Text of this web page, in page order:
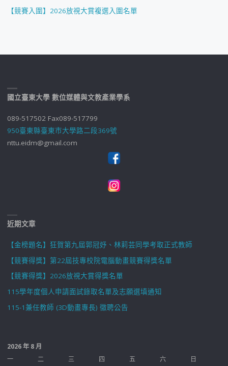
【競賽入圍】2026放視大賞複選入圍名單
國立臺東大學 數位媒體與文教產業學系
089-517502 Fax089-517799
950臺東縣臺東市大學路二段369號
nttu.eidm@gmail.com
近期文章
【金榜題名】狂賀第九屆郭冠妤、林莉芸同學考取正式教師
【競賽得獎】第22屆技專校院電腦動畫競賽得獎名單
【競賽得獎】2026放視大賞得獎名單
115學年度個人申請面試錄取名單及志願選填通知
115-1兼任教師 (3D動畫專長) 徵聘公告
2026 年 8 月
一
二 三 四 五 六
日